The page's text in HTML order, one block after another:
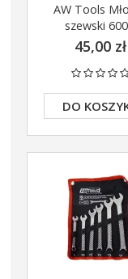
AW Tools
szewski
Włókno
45,00 zł
DO